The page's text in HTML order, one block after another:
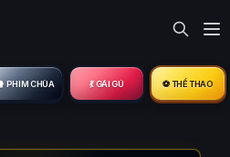
PHIM CHÙA 💃 GÁI GÚ ⚽ THỂ THAO